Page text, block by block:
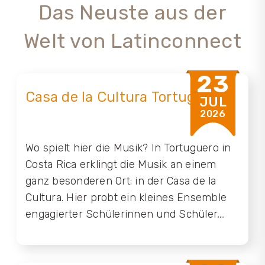
Das Neuste aus der
Welt von Latinconnect
23
JUL
2026
Casa de la Cultura Tortuguero
Wo spielt hier die Musik? In Tortuguero in
Costa Rica erklingt die Musik an einem
ganz besonderen Ort: in der Casa de la
Cultura. Hier probt ein kleines Ensemble
engagierter Schülerinnen und Schüler,
costaricanischen Calypso lebendig hält